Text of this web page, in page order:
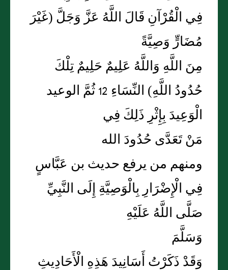
فِي الْقُرْآنِ قَالَ اللَّهُ عَزَّ وَجَلَّ (غَيْرَ
مُضَارٍّ وَصِيَّةً
مِنَ اللَّهِ وَاللَّهُ عَلِيمٌ حَلِيمٌ تِلْكَ
حُدُودُ اللَّهِ) النِّسَاءِ 12 ثُمَّ الوعيد
الْوَعِيدَ بِإِثْرِ ذَلِكَ فِي
مَنْ تَعَدَّى حُدُودَ الله
ومنهم من يرفع حديث بن عَبَّاسٍ
فِي الْإِضْرَارِ بِالْوَصِيَّةِ إِلَى النَّبِيِّ
صَلَّى اللَّهُ عَلَيْهِ
وَسَلَّمَ
وَقَدْ ذَكَرْتُ أَسَانِيدَ هَذِهِ الْأَحَادِيثِ